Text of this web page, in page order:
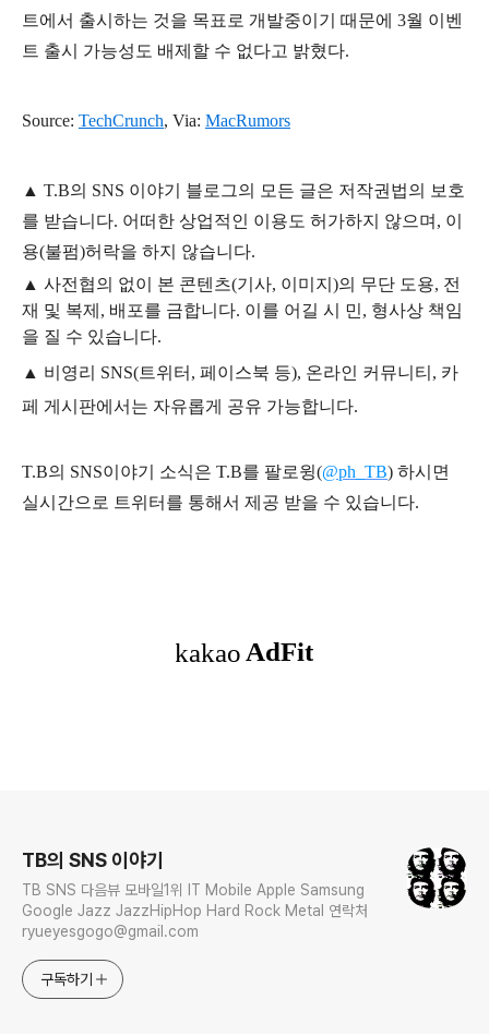
트에서 출시하는 것을 목표로 개발중이기 때문에 3월 이벤
트 출시 가능성도 배제할 수 없다고 밝혔다.
Source: TechCrunch, Via: MacRumors
▲ T.B의 SNS 이야기 블 로그의 모든 글은 저작권법의 보호
를 받습니다. 어떠한 상업적인 이용도 허가하지 않으며, 이
용(불펌)허락을 하지 않습니다.
▲ 사전협의 없이 본 콘텐츠(기사, 이미지)의 무단 도용, 전
재 및 복제, 배포를 금합니다. 이를 어길 시 민, 형사상 책임
을 질 수 있습니다.
▲ 비영리 SNS(트위터, 페이스북 등), 온라인 커뮤니티, 카
페 게시판에서는 자유롭게 공유 가능합니다.
T.B의 SNS이야기 소식은 T.B를 팔로윙(@ph_TB) 하시면
실시간으로 트위터를 통해서 제공 받을 수 있습니다.
TB의 SNS 이야기
TB SNS 다음뷰 모바일1위 IT Mobile Apple Samsung
Google Jazz JazzHipHop Hard Rock Metal 연락처
ryueyesgogo@gmail.com
구독하기